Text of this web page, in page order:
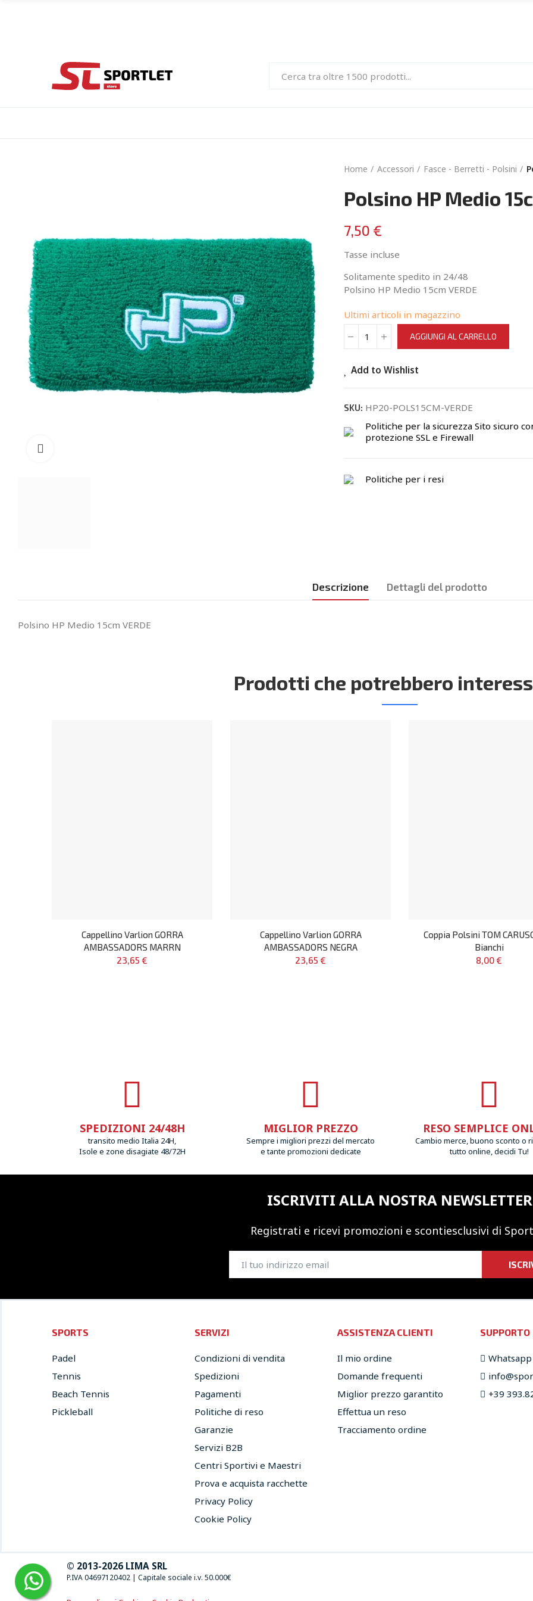
Home Accessori Fasce - Berretti - Polsini
Polsino HP Medio
7,50 €
Tasse incluse
Solitamente spedito in 24/48
Polsino HP Medio 15cm VERDE
Ultimi articoli in magazzino
AGGIUNGI AL CARRELLO
Add to Wishlist
SKU: HP20-POLS15CM-VERDE
Politiche per la sicurezza Sito sicuro
protezione SSL e Firewall
Politiche per i resi
Descrizione Dettagli del prodotto
Polsino HP Medio 15cm VERDE
Prodotti che potrebbero
Cappellino Varlion GORRA
AMBASSADORS MARRN
23,65 €
Cappellino Varlion GORRA
AMBASSADORS NEGRA
23,65 €
Coppia Polsini TOM
Bianchi
8,00 €
SPEDIZIONI 24/48H
transito medio Italia 24H,
Isole e zone disagiate 48/72H
MIGLIOR PREZZO
Sempre i migliori prezzi del mercato
e tante promozioni dedicate
RESO SEMPLICE
Cambio merce, buono sconto o
tutto online, decidi Tu!
ISCRIVITI ALLA NOSTRA NEWSLETTER
Registrati e ricevi promozioni e scontiesclusivi di
SPORTS
Padel
Tennis
Beach Tennis
Pickleball
SERVIZI
Condizioni di vendita
Spedizioni
Pagamenti
Politiche di reso
Garanzie
Servizi B2B
Centri Sportivi e Maestri
Prova e acquista racchette
Privacy Policy
Cookie Policy
ASSISTENZA CLIENTI
Il mio ordine
Domande frequenti
Miglior prezzo garantito
Effettua un reso
Tracciamento ordine
SUPPORTO
Whatsapp
+39
© 2013-2026 LIMA SRL
P.IVA 04697120402 | Capitale sociale i.v. 50.000€